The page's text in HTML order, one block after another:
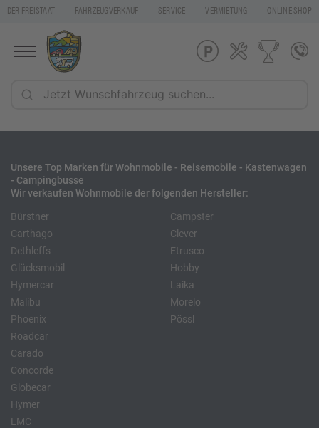
DER FREISTAAT FAHRZEUGVERKAUF SERVICE VERMIETUNG ONLINE SHOP
Unsere Top Marken für Wohnmobile - Reisemobile - Kastenwagen
- Campingbusse
Wir verkaufen Wohnmobile der folgenden Hersteller:
Bürstner
Carthago
Dethleffs
Glücksmobil
Hymercar
Malibu
Phoenix
Roadcar
Campster
Clever
Etrusco
Hobby
Laika
Morelo
Pössl
Carado
Concorde
Globecar
Hymer
LMC